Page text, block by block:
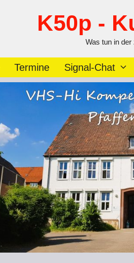
K50p -
Was tun in
Termine Signal-Chat